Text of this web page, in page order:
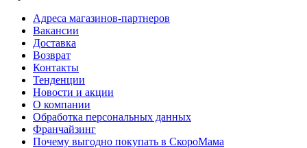
Адреса магазинов-партнеров
Вакансии
Доставка
Возврат
Контакты
Тенденции
Новости и акции
О компании
Обработка персональных данных
Франчайзинг
Почему выгодно покупать в СкороМама